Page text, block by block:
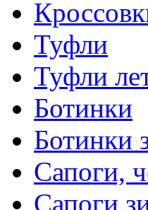
Туфли
Туфли
Ботинки
Ботинки
Сапоги,
Сапоги